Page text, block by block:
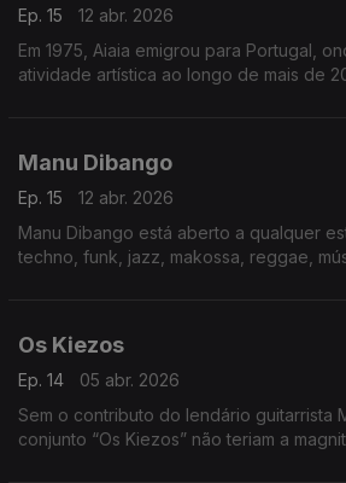
Ep. 15
12 abr. 2026
Em 1975, Aiaia emigrou para Portugal,
atividade artística ao longo de mais de
Manu Dibango
Ep. 15
12 abr. 2026
Manu Dibango está aberto a qualquer
techno, funk, jazz, makossa, reggae,
Os Kiezos
Ep. 14
05 abr. 2026
Sem o contributo do lendário guitarrista
conjunto “Os Kiezos” não teriam a